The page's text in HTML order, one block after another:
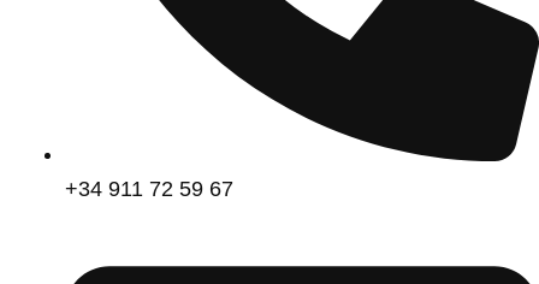
+34 911 72 59 67